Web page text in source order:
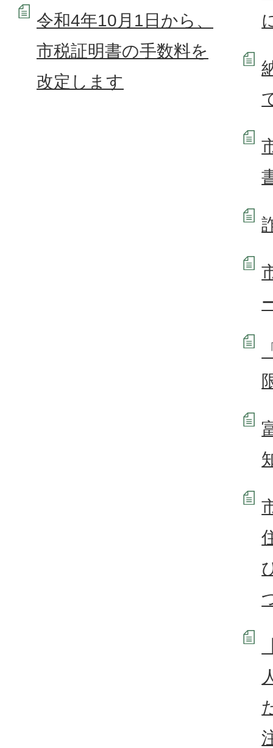
令和4年10月1日から、
市税証明書の手数料を
改定します